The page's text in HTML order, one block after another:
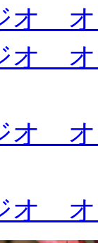
オ
オ オ
オ
オ